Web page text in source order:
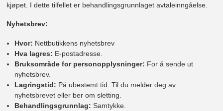
kjøpet. I dette tilfellet er behandlingsgrunnlaget avtaleinngåelse.
Nyhetsbrev:
Hvor: Nettbutikkens nyhetsbrev
Hva lagres: E-postadresse.
Bruksområde for personopplysninger: For å sende ut
nyhetsbrev.
Lagringstid: På ubestemt tid. Til du melder deg av
nyhetsbrevet eller ber om sletting.
Behandlingsgrunnlag: Samtykke.